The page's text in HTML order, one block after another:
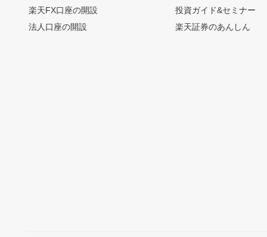
楽天FX口座の開設
法人口座の開設
投資ガイド&セミナー
楽天証券のあんしん